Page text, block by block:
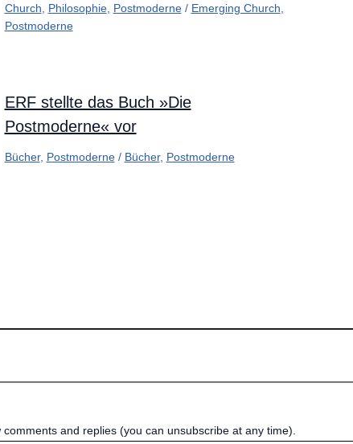
Church
Philosophie, Postmoderne/ Emerging Church
Postmoderne
ERF stellte das Buch »Die
Postmoderne« vor
Bücher, Postmoderne/ Bücher, Postmoderne
and replies (you can unsubscribe at any time).